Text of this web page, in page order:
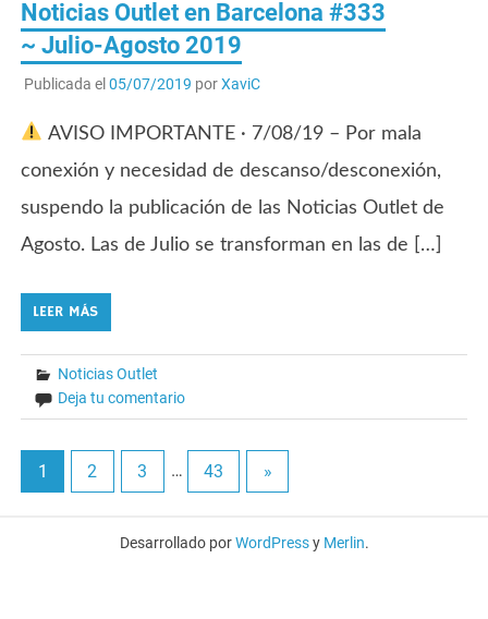
Noticias Outlet en Barcelona #333
~ Julio-Agosto 2019
Publicada el05/07/2019 porXaviC
AVISO IMPORTANTE · 7/08/19 – Por mala
conexión y necesidad de descanso/desconexión,
suspendo la publicación de las Noticias Outlet de
Agosto. Las de Julio se transforman en las de […]
LEER MÁS
Noticias Outlet
Deja tu comentario
1 2 3 … 43 »
Desarrollado porWordPressy Merlin.